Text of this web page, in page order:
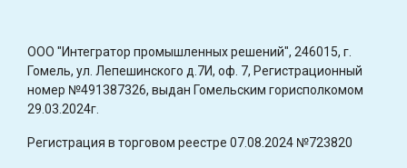
OOO "Интегратор промышленных решений", 246015, г.
Гомель, ул. Лепешинского д.7И, оф. 7, Регистрационный
номер №491387326, выдан Гомельским горисполкомом
29.03.2024г.
Регистрация в торговом реестре 07.08.2024 №723820